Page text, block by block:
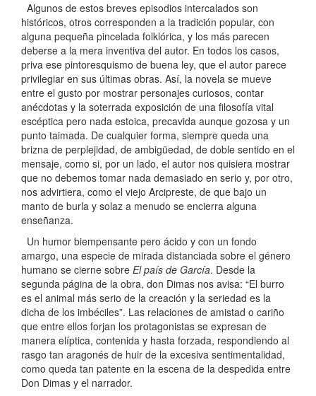
Algunos de estos breves episodios intercalados son
históricos, otros corresponden a la tradición popular, con
alguna pequeña pincelada folklórica, y los más parecen
deberse a la mera inventiva del autor. En todos los casos,
priva ese pintoresquismo de buena ley, que el autor parece
privilegiar en sus últimas obras. Así, la novela se mueve
entre el gusto por mostrar personajes curiosos, contar
anécdotas y la soterrada exposición de una filosofía vital
escéptica pero nada estoica, precavida aunque gozosa y un
punto taimada. De cualquier forma, siempre queda una
brizna de perplejidad, de ambigüedad, de doble sentido en el
mensaje, como si, por un lado, el autor nos quisiera mostrar
que no debemos tomar nada demasiado en serio y, por otro,
nos advirtiera, como el viejo Arcipreste, de que bajo un
manto de burla y solaz a menudo se encierra alguna
enseñanza.
Un humor biempensante pero ácido y con un fondo
amargo, una especie de mirada distanciada sobre el género
humano se cierne sobre El país de García. Desde la
segunda página de la obra, don Dimas nos avisa: “El burro
es el animal más serio de la creación y la seriedad es la
dicha de los imbéciles”. Las relaciones de amistad o cariño
que entre ellos forjan los protagonistas se expresan de
manera elíptica, contenida y hasta forzada, respondiendo al
rasgo tan aragonés de huir de la excesiva sentimentalidad,
como queda tan patente en la escena de la despedida entre
Don Dimas y el narrador.